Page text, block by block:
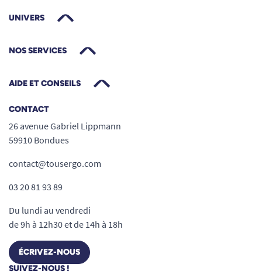
UNIVERS
NOS SERVICES
AIDE ET CONSEILS
CONTACT
26 avenue Gabriel Lippmann
59910 Bondues
contact@tousergo.com
03 20 81 93 89
Du lundi au vendredi
de 9h à 12h30 et de 14h à 18h
ÉCRIVEZ-NOUS
SUIVEZ-NOUS !